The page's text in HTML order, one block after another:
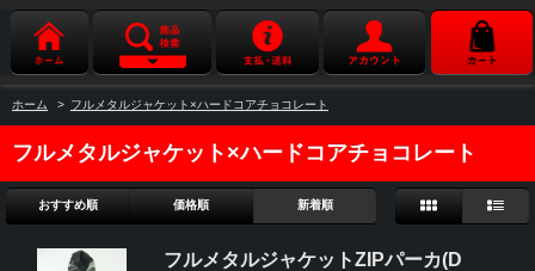
ホーム > フルメタルジャケット×ハードコアチョコレート
フルメタルジャケット×ハードコアチョコレート
おすすめ順 価格順 新着順
フルメタルジャケットZIPパーカ(D